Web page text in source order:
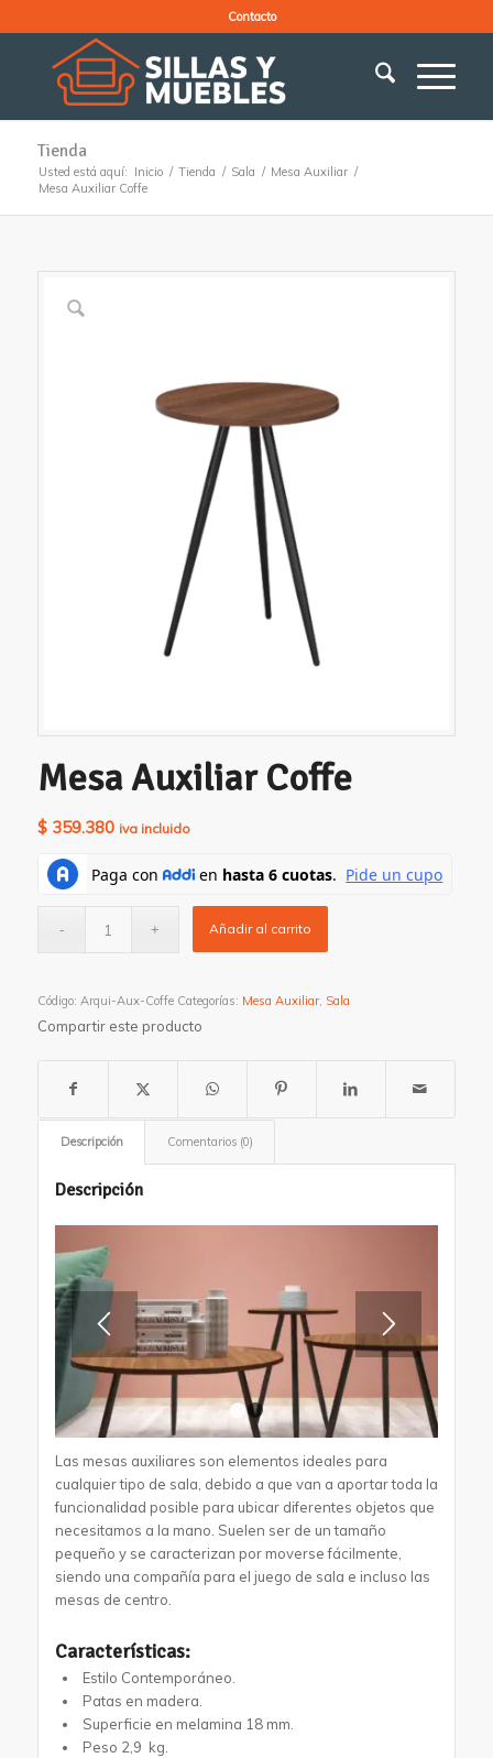
Contacto
Tienda
Usted está aquí: Inicio / Tienda / Sala / Mesa Auxiliar /
Mesa Auxiliar Coffe
Mesa Auxiliar Coffe
$359.380 iva incluido
Añadir al carrito
Código: Arqui-Aux-Coffe Categorías: Mesa Auxiliar, Sala
Compartir este producto
Descripción Comentarios (0)
Descripción
1
Las mesas auxiliares son elementos ideales para
cualquier tipo de sala, debido a que van a aportar toda la
funcionalidad posible para ubicar diferentes objetos que
necesitamos a la mano. Suelen ser de un tamaño
pequeño y se caracterizan por moverse fácilmente,
siendo una compañía para el juego de sala e incluso las
mesas de centro.
Características:
Estilo Contemporáneo.
Patas en madera.
Superficie en melamina 18 mm.
Peso 2,9 kg.